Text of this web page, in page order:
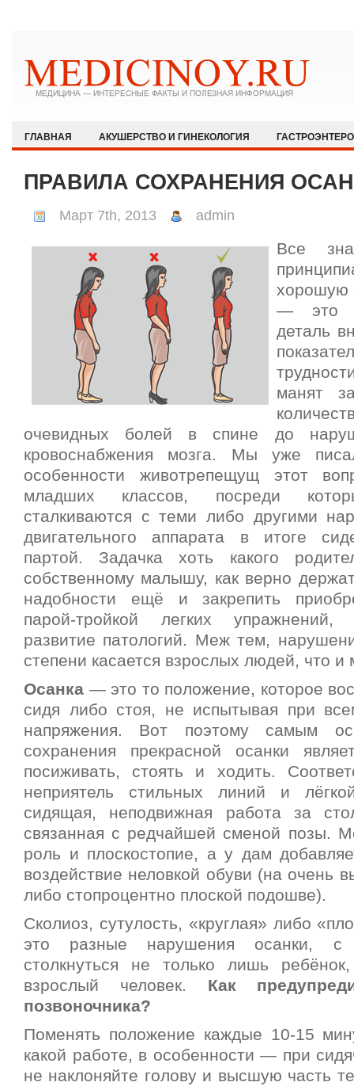
ГЛАВНАЯ АКУШЕРСТВО И ГИНЕКОЛОГИЯ
КАРДИОЛОГИЯ
МЕДИЦИНА И ОБЩЕСТВО
НЕВРОЛОГИЯ
ОФТАЛЬМОЛОГИЯ
ПЕДИАТРИЯ
ПСИХИАТРИЯ И
РЕВМАТОЛОГИЯ И НЕФРОЛОГИЯ
СЕКСОЛОГИЯ
ЭКСТРЕННАЯ МЕДИЦИНА ЭНДОКРИНОЛОГИЯ
ПРАВИЛА СОХРАНЕНИЯ
Март 7th, 2013 admin
Все
хорошую
— это
деталь
манят
очевидных болей в спине до
кровоснабжения мозга. Мы уже
особенности животрепещущ этот
младших классов, посреди
сталкиваются с теми либо другими
двигательного аппарата в итоге
партой. Задачка хоть какого
собственному малышу, как верно
надобности ещё и закрепить
парой-тройкой легких упражнений,
развитие патологий. Меж тем,
степени касается взрослых людей, что
Осанка — это то положение, которое
сидя либо стоя, не испытывая при
напряжения. Вот поэтому самым
сохранения прекрасной осанки
посиживать, стоять и ходить.
неприятель стильных линий и
сидящая, неподвижная работа за
связанная с редчайшей сменой позы.
роль и плоскостопие, а у дам
воздействие неловкой обуви (на очень
либо стопроцентно плоской подошве).
Сколиоз, сутулость, «круглая» либо
это разные нарушения осанки, с
столкнуться не только лишь
взрослый человек. Как
позвоночника?
Поменять положение каждые 10-15
какой работе, в особенности — при
не наклоняйте голову и высшую часть